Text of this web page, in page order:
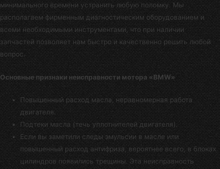
минимального времени устранить любую поломку. Мы
располагаем фирменным диагностическим оборудованием и
всеми необходимыми инструментами, что при наличии
запчастей позволяет нам быстро и качественно решить любой
вопрос.
Основные признаки неисправности мотора «BMW»
Повышенный расход масла, неравномерная работа
двигателя.
Подтеки масла (течь уплотнителей двигателя).
Если вы заметили следы эмульсии в масле или
повышенный расход антифриза, вероятнее всего, в блоках
цилиндров появились трещины. Эта неисправность